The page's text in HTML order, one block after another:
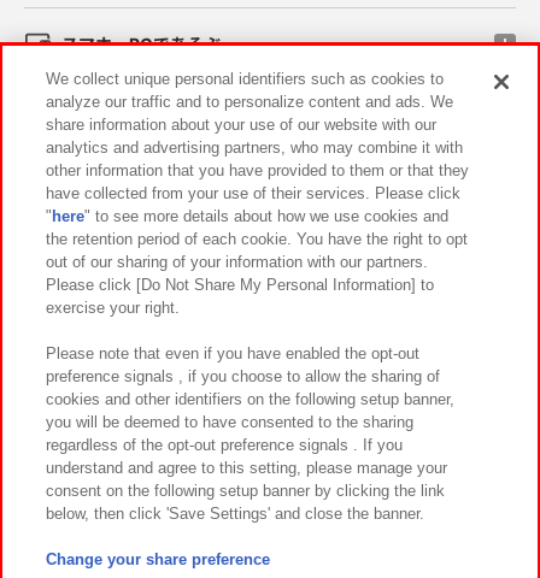
スマホ・PCであそぶ
イベント・キャンペーン
関連会社 サステナビリティ サイトポリシー
プライバシーポリシー ウェブアクセシビリティ方針と検証結果
お取引先さまとともに
カスタマーハラスメント対応方針 よくあるご質問・お問い合わせ
©Bandai Namco Amusement Inc.
©Bandai Namco Amusement Lab Inc.
We collect unique personal identifiers such as cookies to
analyze our traffic and to personalize content and ads. We
share information about your use of our website with our
analytics and advertising partners, who may combine it with
other information that you have provided to them or that they
have collected from your use of their services. Please click
" here" to see more details about how we use cookies and
the retention period of each cookie. You have the right to opt
out of our sharing of your information with our partners.
Please click [Do Not Share My Personal Information] to
exercise your right.
Please note that even if you have enabled the opt-out
preference signals , if you choose to allow the sharing of
cookies and other identifiers on the following setup banner,
you will be deemed to have consented to the sharing
regardless of the opt-out preference signals . If you
understand and agree to this setting, please manage your
consent on the following setup banner by clicking the link
below, then click 'Save Settings' and close the banner.
Change your share preference